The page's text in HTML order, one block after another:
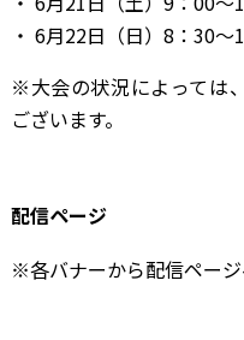
6月22日（日）8：30～
※大会の状況によっては
ございます。
配信ページ
※各バナーから配信ページ